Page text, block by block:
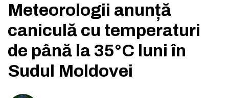
Meteorologii anunță
caniculă cu temperaturi
de până la 35°C luni în
Sudul Moldovei